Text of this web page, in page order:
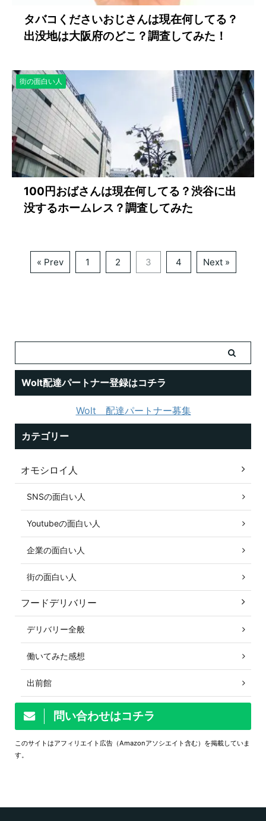
タバコくださいおじさんは現在何してる？
出没地は大阪府のどこ？調査してみた！
街の面白い人
100円おばさんは現在何してる？渋谷に出
没するホームレス？調査してみた
« Prev 1 2 3 4 Next »
Wolt配達パートナー登録はコチラ
Wolt 配達パートナー募集
カテゴリー
オモシロイ人
SNSの面白い人
Youtubeの面白い人
企業の面白い人
街の面白い人
フードデリバリー
デリバリー全般
働いてみた感想
出前館
問い合わせはコチラ
このサイトはアフィリエイト広告（Amazonアソシエイト含む）を掲載していま
す。